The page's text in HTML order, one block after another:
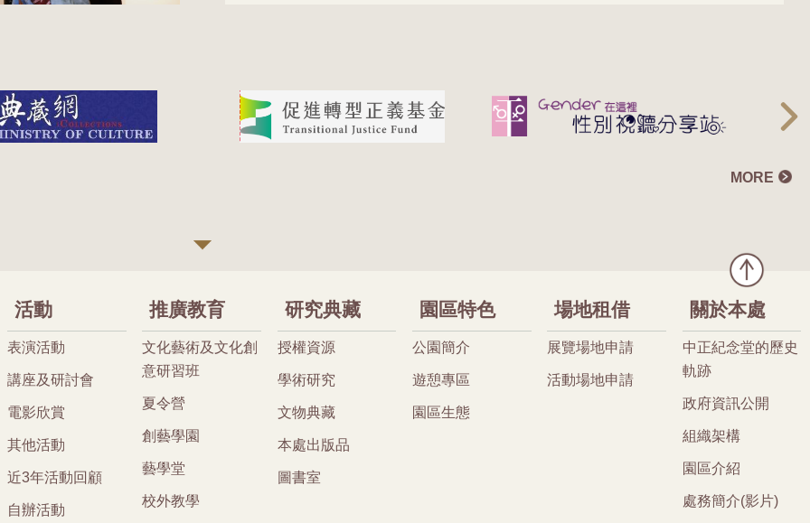
MORE
活動
表演活動
講座及研討會
電影欣賞
其他活動
近3年活動回顧
自辦活動
推廣教育
文化藝術及文化創
意研習班
夏令營
創藝學園
藝學堂
校外教學
研究典藏
授權資源
學術研究
文物典藏
本處出版品
圖書室
園區特色
公園簡介
遊憩專區
園區生態
場地租借
展覽場地申請
活動場地申請
關於本處
中正紀念堂的歷史
軌跡
政府資訊公開
組織架構
園區介紹
處務簡介(影片)